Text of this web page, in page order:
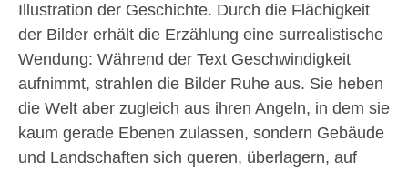
Illustration der Geschichte. Durch die Flächigkeit
der Bilder erhält die Erzählung eine surrealistische
Wendung: Während der Text Geschwindigkeit
aufnimmt, strahlen die Bilder Ruhe aus. Sie heben
die Welt aber zugleich aus ihren Angeln, in dem sie
kaum gerade Ebenen zulassen, sondern Gebäude
und Landschaften sich queren, überlagern, auf